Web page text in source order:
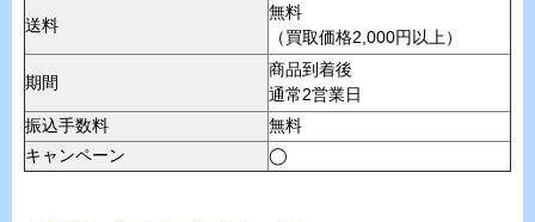
送料
無料
（買取価格2,000円以上）
期間
商品到着後
通常2営業日
振込手数料
無料
キャンペーン
◯